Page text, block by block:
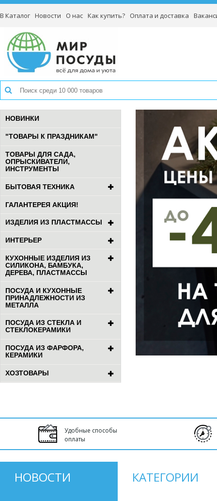
В Каталог Новости О нас Как купить? Оплата и доставка
НОВИНКИ
"ТОВАРЫ К ПРАЗДНИКАМ"
ТОВАРЫ ДЛЯ САДА,
ОПРЫСКИВАТЕЛИ,
ИНСТРУМЕНТЫ
БЫТОВАЯ ТЕХНИКА
ГАЛАНТЕРЕЯ АКЦИЯ!
ИЗДЕЛИЯ ИЗ ПЛАСТМАССЫ
ИНТЕРЬЕР
КУХОННЫЕ ИЗДЕЛИЯ ИЗ
СИЛИКОНА, БАМБУКА,
ДЕРЕВА, ПЛАСТМАССЫ
ПОСУДА И КУХОННЫЕ
ПРИНАДЛЕЖНОСТИ ИЗ
МЕТАЛЛА
ПОСУДА ИЗ СТЕКЛА И
СТЕКЛОКЕРАМИКИ
ПОСУДА ИЗ ФАРФОРА,
КЕРАМИКИ
ХОЗТОВАРЫ
Удобные способы
оплаты
НОВОСТИ КАТЕГОРИИ